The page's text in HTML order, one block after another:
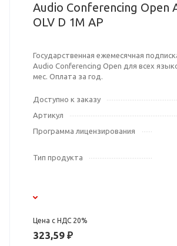
Audio Conferencing Open
OLV D 1M AP
Государственная ежемесячная
Audio Conferencing Open для всех
мес. Оплата за год.
Доступно к заказу
Артикул
Программа лицензирования
Тип продукта
Цена с НДС 20%
323,59 ₽